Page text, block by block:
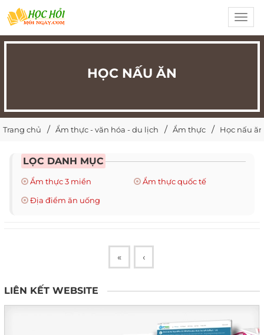
HỌC NẤU ĂN
Trang chủ Ẩm thực - văn hóa - du lịch Ẩm thực Học nấu ăn
LỌC DANH MỤC
Ẩm thực 3 miền
Ẩm thực quốc tế
Địa điểm ăn uống
« ‹
LIÊN KẾT WEBSITE